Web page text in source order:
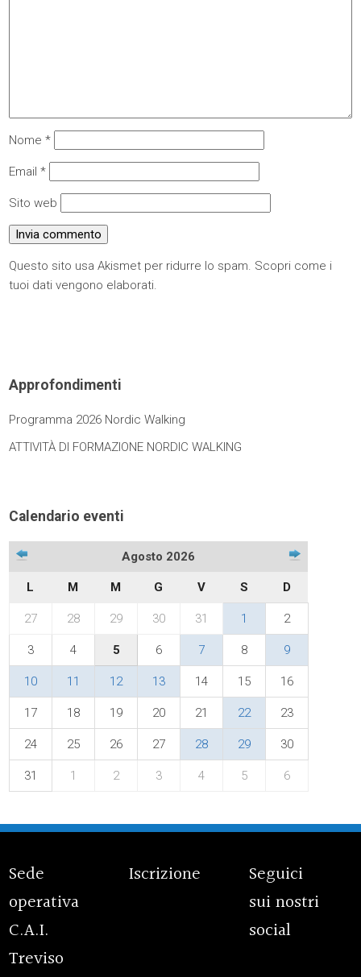
Nome*
Email*
Sito web
Questo sito usa Akismet per ridurre lo spam. Scopri come i
tuoi dati vengono elaborati.
Approfondimenti
Programma 2026 Nordic Walking
ATTIVITÀ DI FORMAZIONE NORDIC WALKING
Calendario eventi
Agosto 2026
L M M G V S D
27 28 29 30 31 1 2
3 4 5 6 7 8 9
10 11 12 13 14 15 16
17 18 19 20 21 22 23
24 25 26 27 28 29 30
31 1 2 3 4 5 6
Sede
operativa
C.A.I.
Treviso
Iscrizione
Seguici
sui nostri
social